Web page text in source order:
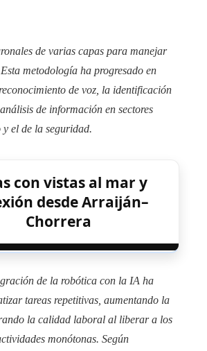
de varias capas para manejar
metodología ha progresado en
de voz, la identificación
de información en sectores
el de la seguridad.​
con vistas al mar y
desde Arraiján–
Chorrera
de la robótica con la IA ha
tareas repetitivas, aumentando la
la calidad laboral al liberar a los
monótonas. Según